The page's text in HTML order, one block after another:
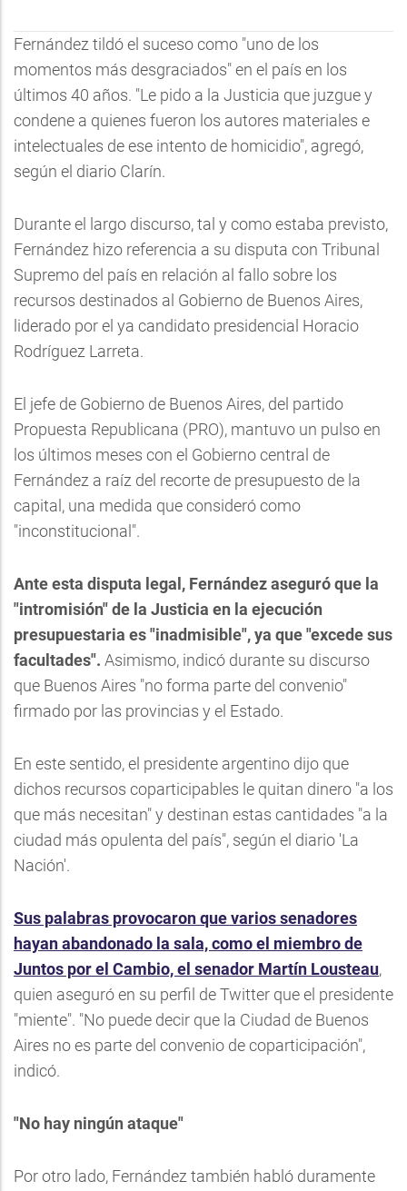
Fernández tildó el suceso como "uno de los
momentos más desgraciados" en el país en los
últimos 40 años. "Le pido a la Justicia que juzgue y
condene a quienes fueron los autores materiales e
intelectuales de ese intento de homicidio", agregó,
según el diario Clarín.
Durante el largo discurso, tal y como estaba previsto,
Fernández hizo referencia a su disputa con Tribunal
Supremo del país en relación al fallo sobre los
recursos destinados al Gobierno de Buenos Aires,
liderado por el ya candidato presidencial Horacio
Rodríguez Larreta.
El jefe de Gobierno de Buenos Aires, del partido
Propuesta Republicana (PRO), mantuvo un pulso en
los últimos meses con el Gobierno central de
Fernández a raíz del recorte de presupuesto de la
capital, una medida que consideró como
"inconstitucional".
Ante esta disputa legal, Fernández aseguró que la
"intromisión" de la Justicia en la ejecución
presupuestaria es "inadmisible", ya que "excede sus
facultades". Asimismo, indicó durante su discurso
que Buenos Aires "no forma parte del convenio"
firmado por las provincias y el Estado.
En este sentido, el presidente argentino dijo que
dichos recursos coparticipables le quitan dinero "a los
que más necesitan" y destinan estas cantidades "a la
ciudad más opulenta del país", según el diario 'La
Nación'.
Sus palabras provocaron que varios senadores
hayan abandonado la sala, como el miembro de
Juntos por el Cambio, el senador Martín Lousteau,
quien aseguró en su perfil de Twitter que el presidente
"miente". "No puede decir que la Ciudad de Buenos
Aires no es parte del convenio de coparticipación",
indicó.
"No hay ningún ataque"
Por otro lado, Fernández también habló duramente